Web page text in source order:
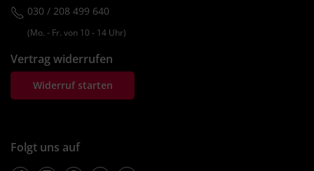
030 / 208 499 640
(Mo. ‐ Fr. von 10 ‐ 14 Uhr)
Vertrag widerrufen
Widerruf starten
Folgt uns auf